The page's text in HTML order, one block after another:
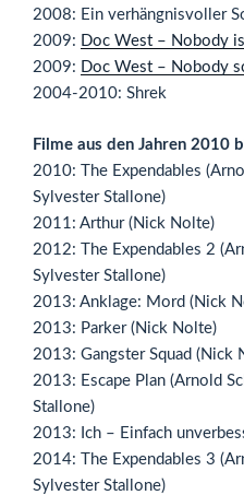
2008: Ein verhängnisvoller
2009: Doc West – Nobody
2009: Doc West – Nobody
2004-2010: Shrek
Filme aus den Jahren 2010
2010: The Expendables
Sylvester Stallone)
2011: Arthur (Nick Nolte)
2012: The Expendables 2
Sylvester Stallone)
2013: Anklage: Mord (Nick
2013: Parker (Nick Nolte)
2013: Gangster Squad (Nick
2013: Escape Plan (Arnold
Stallone)
2013: Ich – Einfach
2014: The Expendables 3
Sylvester Stallone)